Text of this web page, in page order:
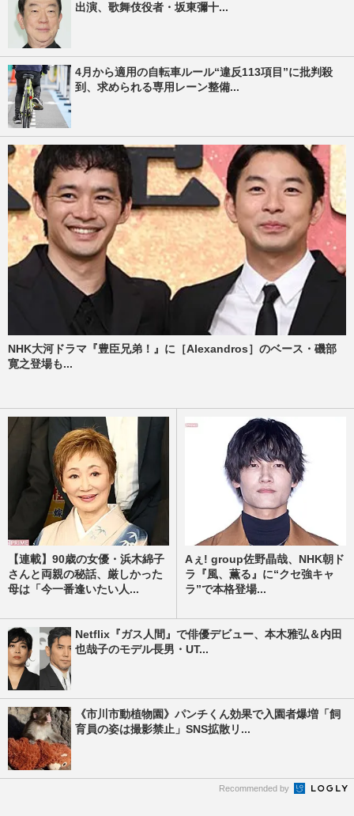
出演、歌舞伎役者・坂東彌十...
4月から適用の自転車ルール“違反113項目”に批判殺
到、求められる専用レーン整備...
NHK大河ドラマ『豊臣兄弟！』に［Alexandros］のベース・磯部
寛之登場も...
【連載】90歳の女優・浜木綿子
さんと両親の秘話、厳しかった
母は「今一番逢いたい人...
Aぇ! group佐野晶哉、NHK朝ド
ラ『風、薫る』に“クセ強キャ
ラ”で本格登場...
Netflix『ガス人間』で俳優デビュー、本木雅弘＆内田
也哉子のモデル長男・UT...
《市川市動植物園》パンチくん効果で入園者爆増「飼
育員の姿は撮影禁止」SNS拡散リ...
Recommended by